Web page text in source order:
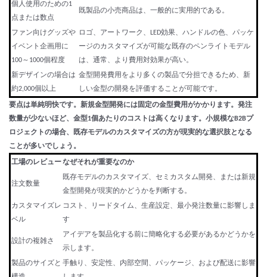
個人使用のための1
点または数点
既製品の小売商品は、一般的に実用的である。
ファン向けグッズや
イベント企画用に
100～1000個程度
ロゴ、アートワーク、LED効果、ハンドルの色、パッケ
ージのカスタマイズが可能な既存のペンライトモデル
は、通常、より費用対効果が高い。
新デザインの場合は
約2,000個以上
金型開発費用をより多くの製品で分担できるため、新
しい金型の開発を評価することが可能です。
要点は単純明快です。新規金型開発には固定の金型費用がかかります。発注
数量が少ないほど、金型1個あたりのコストは高くなります。小規模なB2Bプ
ロジェクトの場合、既存モデルのカスタマイズの方が現実的な選択肢となる
ことが多いでしょう。
工場のレビューなぜそれが重要なのか
注文数量
既存モデルのカスタマイズ、セミカスタム開発、または新規
金型開発が現実的かどうかを判断する。
カスタマイズレ
ベル
コスト、リードタイム、生産設定、最小発注数量に影響しま
す
設計の複雑さ
アイデアを製品化する前に簡略化する必要があるかどうかを
示します。
製品のサイズと 手触り、安定性、内部空間、パッケージ、および配送に影響